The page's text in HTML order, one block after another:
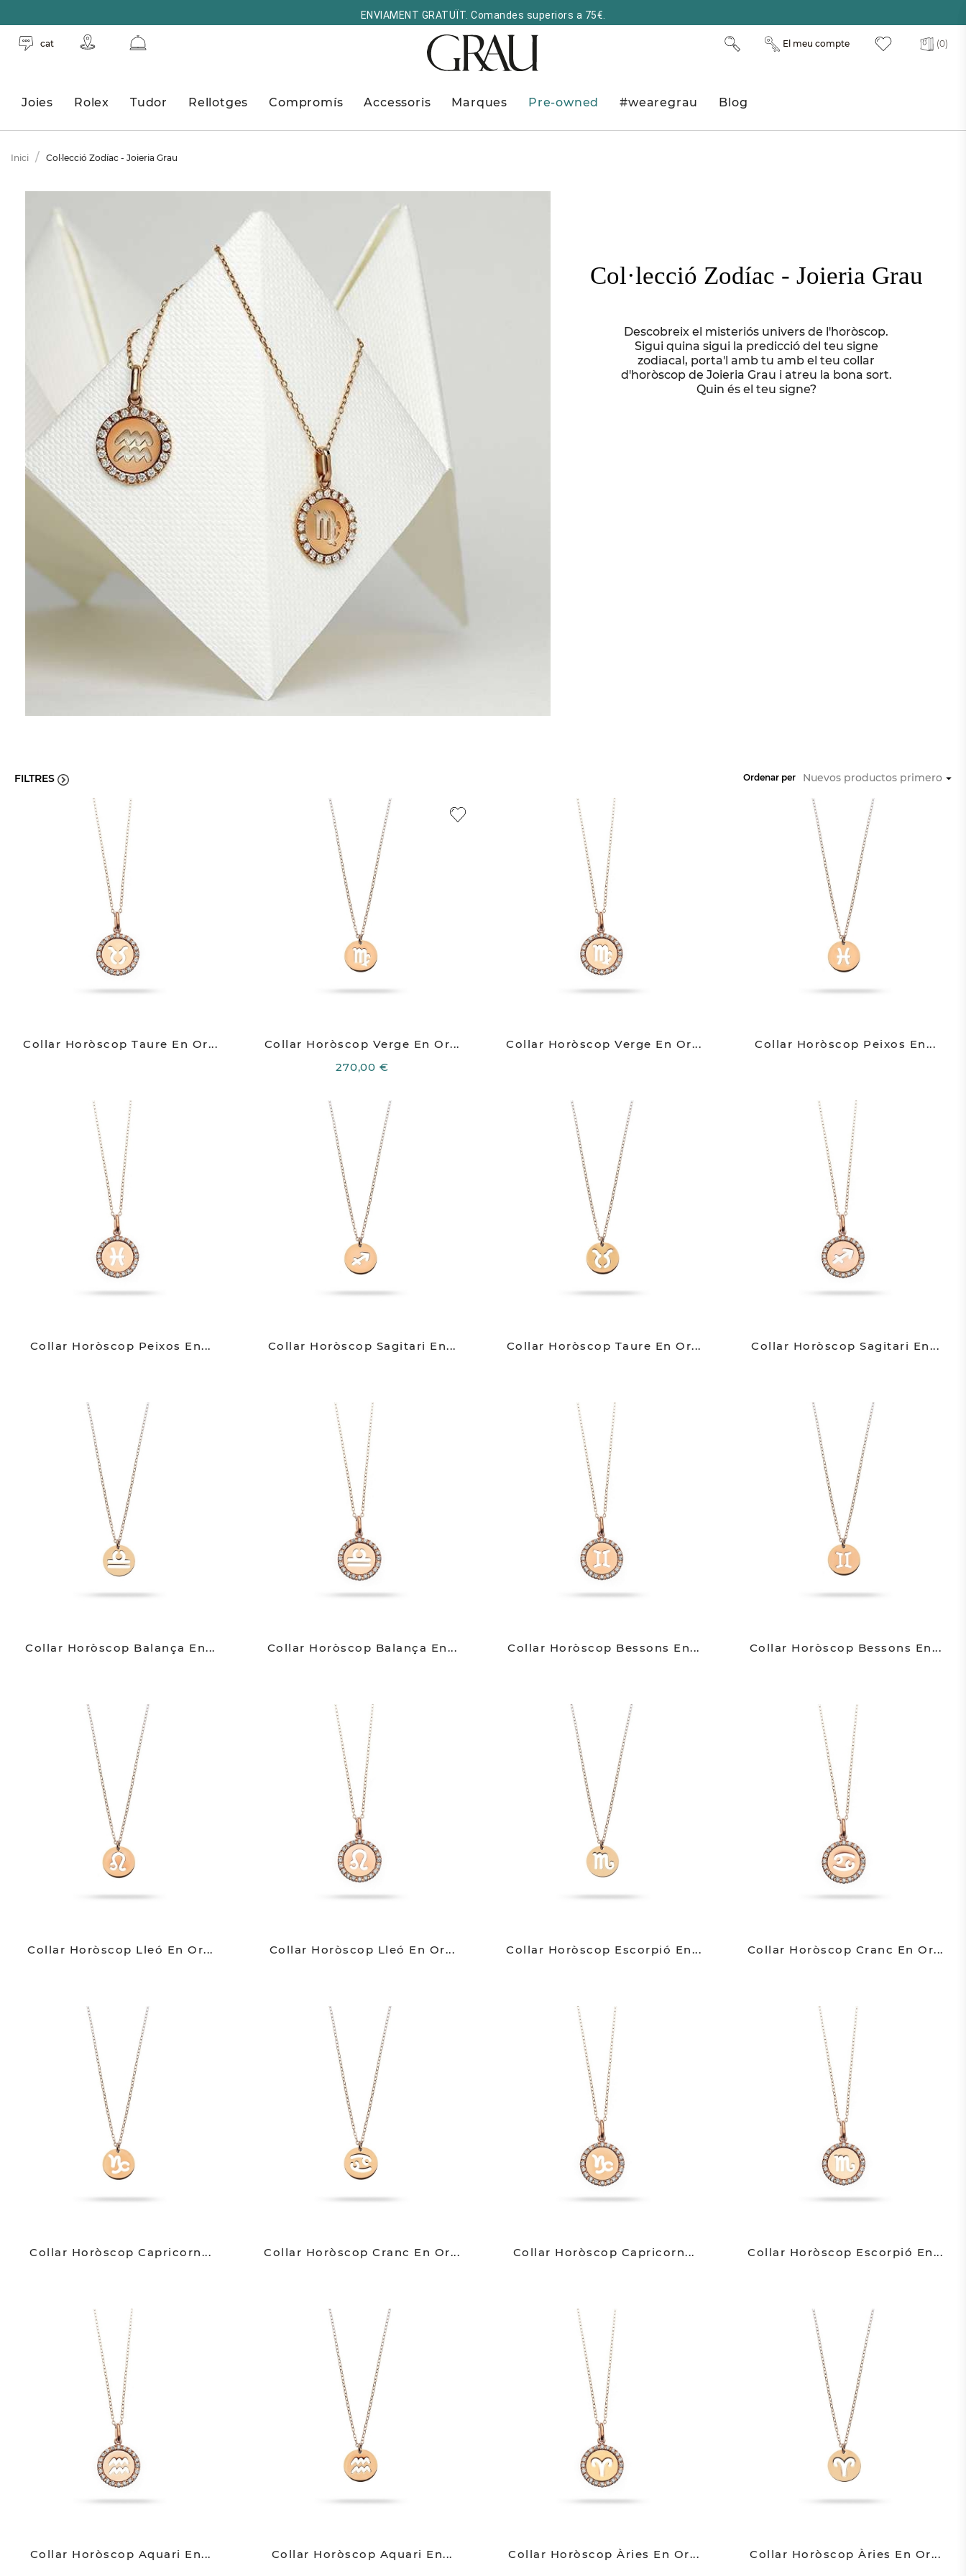
ENVIAMENT GRATUÏT. Comandes superiors a 75€.
cat (0)
El meu compte
Joies Rolex Tudor Rellotges Compromís Accessoris Marques Pre-owned #wearegrau Blog
Inici Col·lecció Zodíac - Joieria Grau
Col·lecció Zodíac - Joieria Grau
Descobreix el misteriós univers de l'horòscop.
Sigui quina sigui la predicció del teu signe
zodiacal, porta'l amb tu amb el teu collar
d'horòscop de Joieria Grau i atreu la bona sort.
Quin és el teu signe?
FILTRES Ordenar per Nuevos productos primero 
Collar Horòscop Taure En Or...
Collar Horòscop Verge En Or...
270,00 €
Collar Horòscop Verge En Or... Collar Horòscop Peixos En...
Collar Horòscop Peixos En... Collar Horòscop Sagitari En... Collar Horòscop Taure En Or... Collar Horòscop Sagitari En...
Collar Horòscop Balança En... Collar Horòscop Balança En... Collar Horòscop Bessons En... Collar Horòscop Bessons En...
Collar Horòscop Lleó En Or... Collar Horòscop Lleó En Or... Collar Horòscop Escorpió En... Collar Horòscop Cranc En Or...
Collar Horòscop Capricorn... Collar Horòscop Cranc En Or... Collar Horòscop Capricorn... Collar Horòscop Escorpió En...
Collar Horòscop Aquari En... Collar Horòscop Aquari En... Collar Horòscop Àries En Or... Collar Horòscop Àries En Or...